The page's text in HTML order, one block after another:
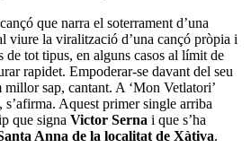
que narra el soterrament d’una
viure la viralització d’una cançó pròpia i
de tot tipus, en alguns casos al límit de
rapidet. Empoderar-se davant del seu
sap, cantant. A ‘Mon Vetlatori’
s’afirma. Aquest primer single arriba
que signa Victor Serna i que s’ha
Anna de la localitat de Xàtiva.